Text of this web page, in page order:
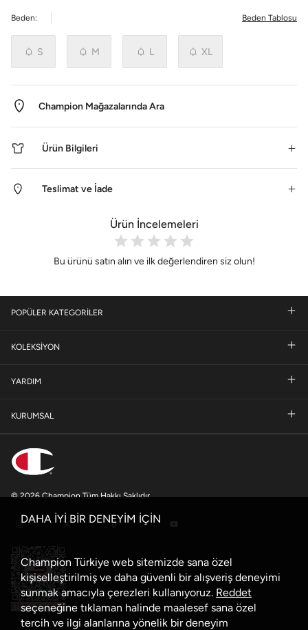
Beden: Beden Tablosu
S M L XL
Champion Mağazalarında Ara
Ürün Bilgileri
Teslimat ve İade
Ürün İncelemeleri
Bu ürünü satın alın ve ilk değerlendiren siz olun!
POPÜLER KATEGORİLER
KOLEKSİYON
YARDIM
KURUMSAL
© 2026 Champion Tüm Hakkı Saklıdır
DAHA İYİ BİR DENEYİM İÇİN
Champion Türkiye web sitemizde sana özel
kişiselleştirilmiş ve daha güvenli bir alışveriş deneyimi
sunmak amacıyla çerezleri kullanıyoruz. Reddet
seçeneğine tıklaman halinde maalesef sana özel
tercih ve ilgi alanlarına yönelik bir deneyim